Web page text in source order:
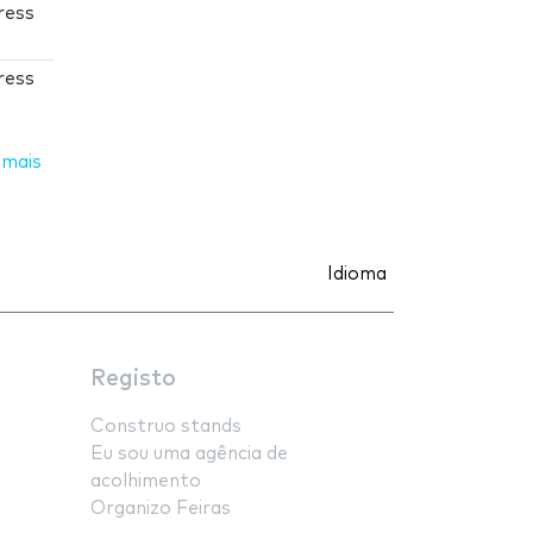
Idioma
Registo
Construo stands
Eu sou uma agência de
acolhimento
Organizo Feiras